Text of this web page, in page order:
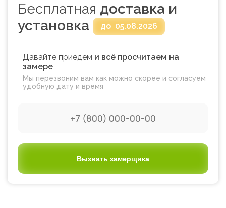
Бесплатная доставка и
установка
до 05.08.2026
Давайте приедем и всё просчитаем на
замере
Мы перезвоним вам как можно скорее и согласуем
удобную дату и время
Вызвать замерщика